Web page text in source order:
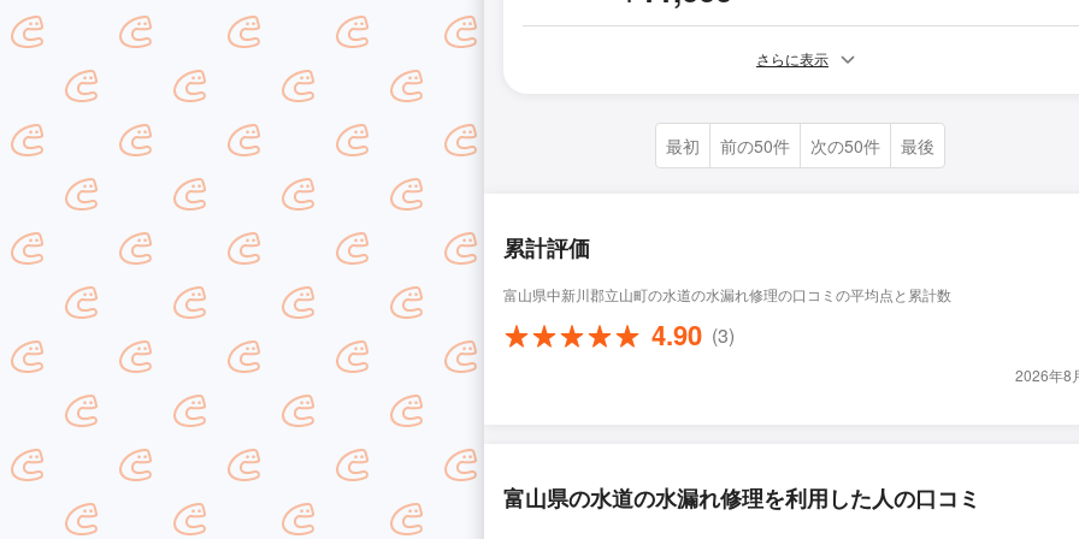
さらに表示
最初 前の50件 次の50件 最後
累計評価
富山県中新川郡立山町の水道の水漏れ修理の口コミの平均点と累計数
4.90 (3)
2026年8
富山県の水道の水漏れ修理を利用した人の口コミ